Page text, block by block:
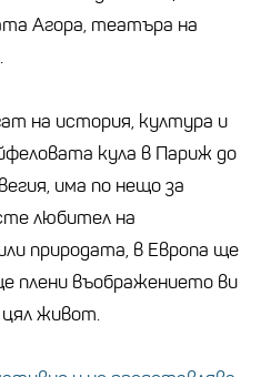
Агора, театъра на
на история, култура и
кула в Париж до
има по нещо за
любител на
природата, в Европа ще
плени въображението ви
цял живот.